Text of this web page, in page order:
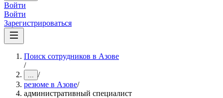
Войти
Войти
Зарегистрироваться
Поиск сотрудников в Азове
/
... /
резюме в Азове/
административный специалист